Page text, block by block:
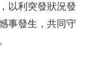
以利突發狀況發
事發生，共同守